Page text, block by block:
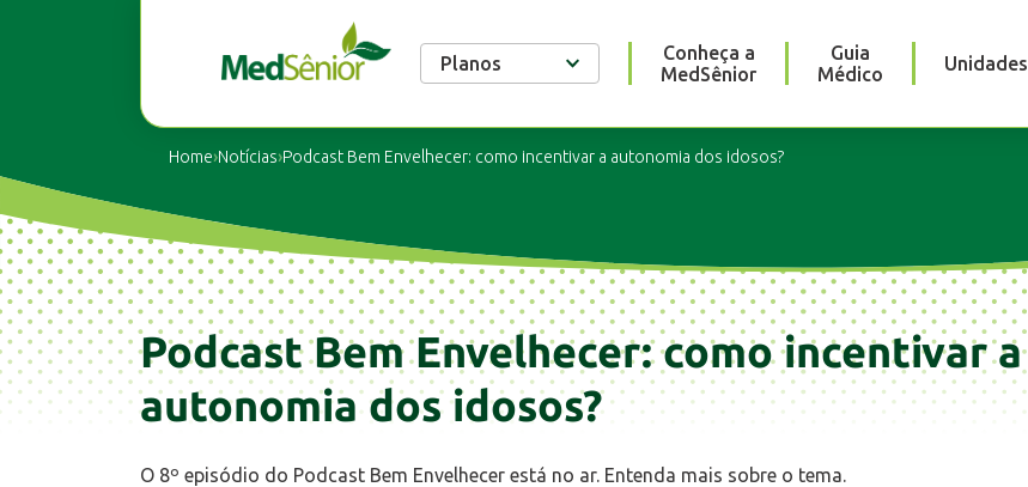
Planos
Conheça a
MedSênior
Guia
Médico
Unidades
Home›Notícias›Podcast Bem Envelhecer: como incentivar a autonomia dos idosos?
Podcast Bem Envelhecer: como incentivar a
autonomia dos idosos?
O 8º episódio do Podcast Bem Envelhecer está no ar. Entenda mais sobre o tema.